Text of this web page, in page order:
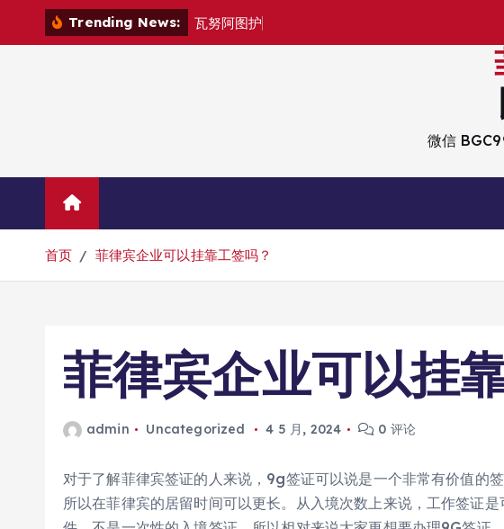
Trending News: 瓦努阿图护
微信
首页 菲律宾企业可以挂靠工签吗？
菲律宾企业可以挂
admin Uncategorized 4 5 月, 2024 0 评论
对于了解菲律宾签证的人来说，9g签证可以说是一个非常有价值的
所以在菲律宾的居留时间可以更长。从入境次数上来说，工作签证